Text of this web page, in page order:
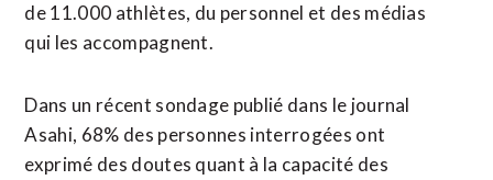
de 11.000 athlètes, du personnel et des médias
qui les accompagnent.
Dans un récent sondage publié dans le journal
Asahi, 68% des personnes interrogées ont
exprimé des doutes quant à la capacité des